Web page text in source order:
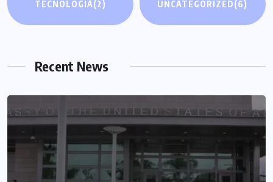
TECNOLOGÍA(2) UNCATEGORIZED(6)
Recent News